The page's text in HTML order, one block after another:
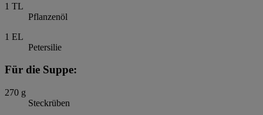
1 TL
Pflanzenöl
1 EL
Petersilie
Für die Suppe:
270 g
Steckrüben